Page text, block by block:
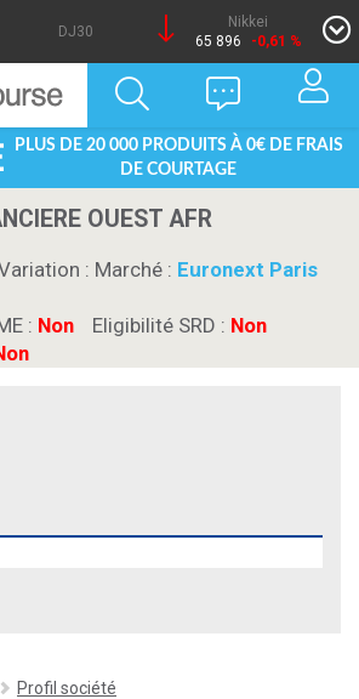
DJ30
Nikkei
65 896
-0,61 %
PLUS DE 20 000 PRODUITS À 0€ DE FRAIS
DE COURTAGE
OUEST AFR
: Marché : Euronext Paris
: Non Eligibilité SRD : Non
Profil société